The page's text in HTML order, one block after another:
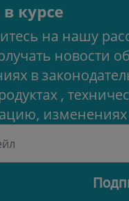
курсе
на нашу
новости об
в
,
изменениях